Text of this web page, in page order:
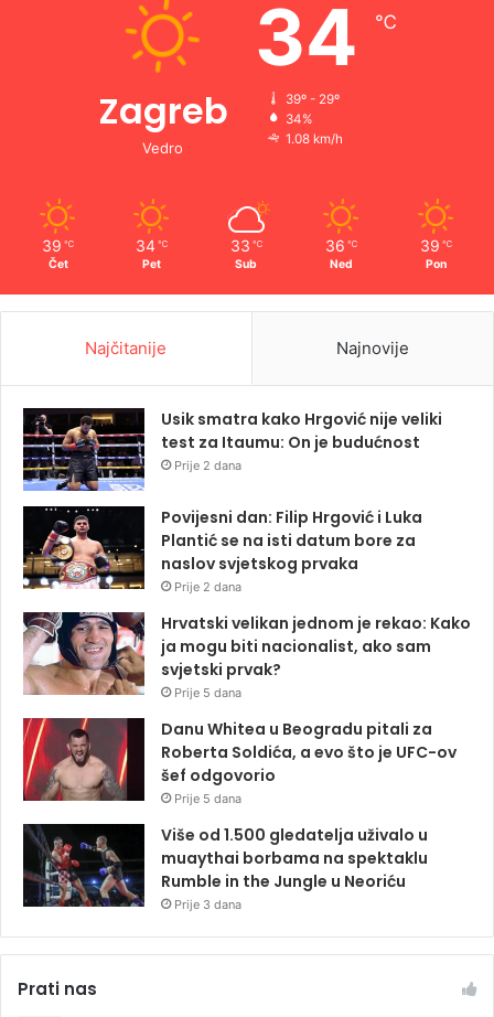
Zagreb
Vedro
34 ℃
39º - 29º
34%
1.08 km/h
39 ℃
Čet
34 ℃
Pet
33 ℃
Sub
36 ℃
Ned
39 ℃
Pon
Najčitanije Najnovije
Usik smatra kako Hrgović nije veliki
test za Itaumu: On je budućnost
Prije 2 dana
Povijesni dan: Filip Hrgović i Luka
Plantić se na isti datum bore za
naslov svjetskog prvaka
Prije 2 dana
Hrvatski velikan jednom je rekao: Kako
ja mogu biti nacionalist, ako sam
svjetski prvak?
Prije 5 dana
Danu Whitea u Beogradu pitali za
Roberta Soldića, a evo što je UFC-ov
šef odgovorio
Prije 5 dana
Više od 1.500 gledatelja uživalo u
muaythai borbama na spektaklu
Rumble in the Jungle u Neoriću
Prije 3 dana
Prati nas